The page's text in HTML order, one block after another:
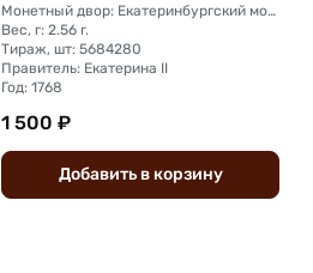
Монетный двор: Екатеринбургский монетный двор
Вес, г: 2.56 г.
Тираж, шт: 5684280
Правитель: Екатерина II
Год: 1768
1 500 ₽
Добавить вкорзину